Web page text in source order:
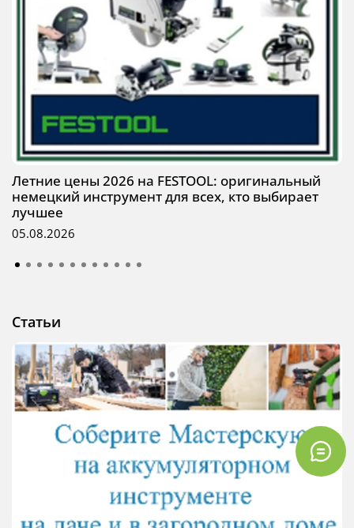
Летние цены 2026 на FESTOOL: оригинальный
немецкий инструмент для всех, кто выбирает
лучшее
05.08.2026
Статьи